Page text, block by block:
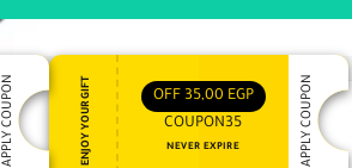
ENJOY YOUR GIFT 35,00 EGP
OFF
COUPON35
NEVER EXPIRE APPLY COUPON
APPLY COUPON